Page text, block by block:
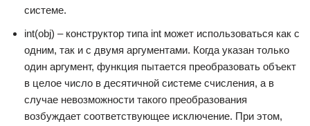
системе.
int(obj) – конструктор типа int может использоваться как с
одним, так и с двумя аргументами. Когда указан только
один аргумент, функция пытается преобразовать объект
в целое число в десятичной системе счисления, а в
случае невозможности такого преобразования
возбуждает соответствующее исключение. При этом,